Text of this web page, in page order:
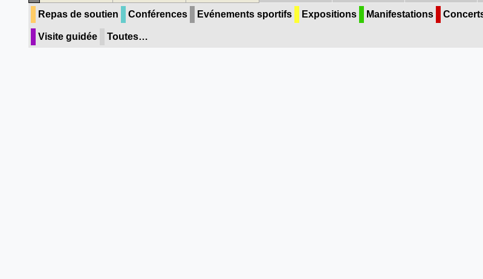
Repas de soutien Conférences Evénements sportifs Expositions Manifestations
Visite guidée Toutes…